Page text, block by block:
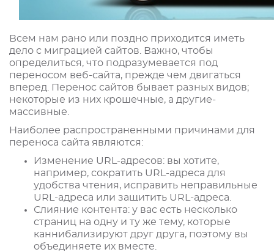
Всем нам рано или поздно приходится иметь
дело с миграцией сайтов. Важно, чтобы
определиться, что подразумевается под
переносом веб-сайта, прежде чем двигаться
вперед. Перенос сайтов бывает разных видов;
некоторые из них крошечные, а другие-
массивные.
Наиболее распространенными причинами для
переноса сайта являются:
Изменение URL-адресов: вы хотите,
например, сократить URL-адреса для
удобства чтения, исправить неправильные
URL-адреса или защитить URL-адреса.
Слияние контента: у вас есть несколько
страниц на одну и ту же тему, которые
каннибализируют друг друга, поэтому вы
объединяете их вместе.